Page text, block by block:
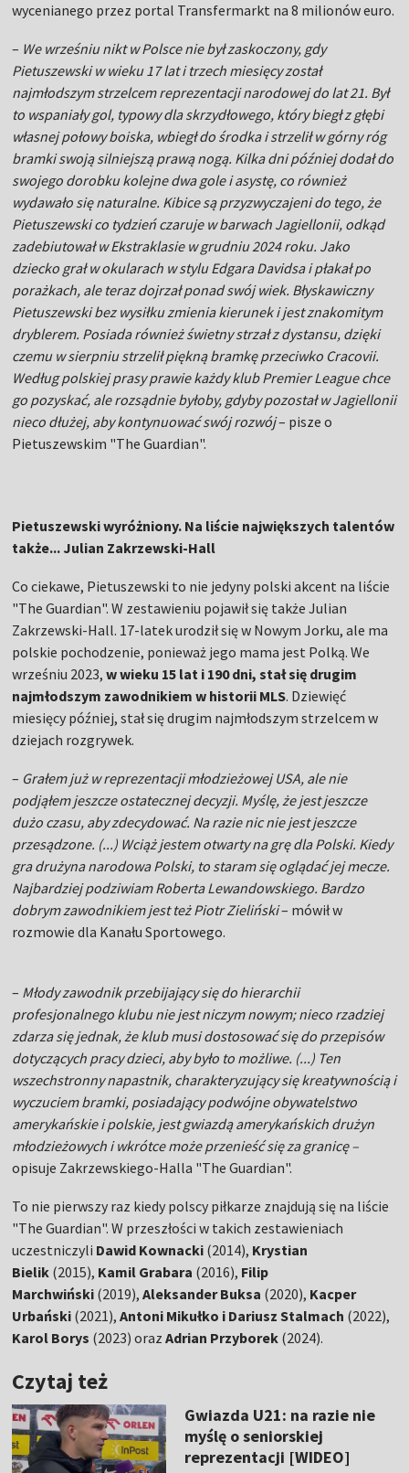
wycenianego przez portal Transfermarkt na 8 milionów euro.
– We wrześniu nikt w Polsce nie był zaskoczony, gdy
Pietuszewski w wieku 17 lat i trzech miesięcy został
najmłodszym strzelcem reprezentacji narodowej do lat 21. Był
to wspaniały gol, typowy dla skrzydłowego, który biegł z głębi
własnej połowy boiska, wbiegł do środka i strzelił w górny róg
bramki swoją silniejszą prawą nogą. Kilka dni później dodał do
swojego dorobku kolejne dwa gole i asystę, co również
wydawało się naturalne. Kibice są przyzwyczajeni do tego, że
Pietuszewski co tydzień czaruje w barwach Jagiellonii, odkąd
zadebiutował w Ekstraklasie w grudniu 2024 roku. Jako
dziecko grał w okularach w stylu Edgara Davidsa i płakał po
porażkach, ale teraz dojrzał ponad swój wiek. Błyskawiczny
Pietuszewski bez wysiłku zmienia kierunek i jest znakomitym
dryblerem. Posiada również świetny strzał z dystansu, dzięki
czemu w sierpniu strzelił piękną bramkę przeciwko Cracovii.
Według polskiej prasy prawie każdy klub Premier League chce
go pozyskać, ale rozsądnie byłoby, gdyby pozostał w Jagiellonii
nieco dłużej, aby kontynuować swój rozwój– pisze o
Pietuszewskim "The Guardian".
Pietuszewski wyróżniony. Na liście największych talentów
także... Julian Zakrzewski-Hall
Co ciekawe, Pietuszewski to nie jedyny polski akcent na liście
"The Guardian". W zestawieniu pojawił się także Julian
Zakrzewski-Hall. 17-latek urodził się w Nowym Jorku, ale ma
polskie pochodzenie, ponieważ jego mama jest Polką. We
wrześniu 2023,w wieku 15 lat i 190 dni, stał się drugim
najmłodszym zawodnikiem w historii MLS. Dziewięć
miesięcy później, stał się drugim najmłodszym strzelcem w
dziejach rozgrywek.
– Grałem już w reprezentacji młodzieżowej USA, ale nie
podjąłem jeszcze ostatecznej decyzji. Myślę, że jest jeszcze
dużo czasu, aby zdecydować. Na razie nic nie jest jeszcze
przesądzone. (...) Wciąż jestem otwarty na grę dla Polski. Kiedy
gra drużyna narodowa Polski, to staram się oglądać jej mecze.
Najbardziej podziwiam Roberta Lewandowskiego. Bardzo
dobrym zawodnikiem jest też Piotr Zieliński– mówił w
rozmowie dla Kanału Sportowego.
– Młody zawodnik przebijający się do hierarchii
profesjonalnego klubu nie jest niczym nowym; nieco rzadziej
zdarza się jednak, że klub musi dostosować się do przepisów
dotyczących pracy dzieci, aby było to możliwe. (...) Ten
wszechstronny napastnik, charakteryzujący się kreatywnością i
wyczuciem bramki, posiadający podwójne obywatelstwo
amerykańskie i polskie, jest gwiazdą amerykańskich drużyn
młodzieżowych i wkrótce może przenieść się za granicę –
opisuje Zakrzewskiego-Halla "The Guardian".
To nie pierwszy raz kiedy polscy piłkarze znajdują się na liście
"The Guardian". W przeszłości w takich zestawieniach
uczestniczyli Dawid Kownacki (2014), Krystian
Bielik (2015), Kamil Grabara (2016), Filip
Marchwiński (2019),Aleksander Buksa (2020), Kacper
Urbański (2021),Antoni Mikułko i Dariusz Stalmach (2022),
Karol Borys (2023) oraz Adrian Przyborek (2024).
Czytaj też
Gwiazda U21: na razie nie
myślę o seniorskiej
reprezentacji [WIDEO]